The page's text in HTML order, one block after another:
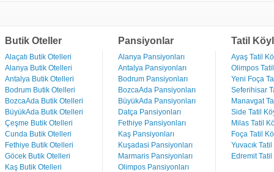
Butik Oteller
Alaçatı Butik Otelleri
Alanya Butik Otelleri
Antalya Butik Otelleri
Bodrum Butik Otelleri
BozcaAda Butik Otelleri
BüyükAda Butik Otelleri
Çeşme Butik Otelleri
Cunda Butik Otelleri
Fethiye Butik Otelleri
Göcek Butik Otelleri
Kaş Butik Otelleri
Pansiyonlar
Alanya Pansiyonları
Antalya Pansiyonları
Bodrum Pansiyonları
BozcaAda Pansiyonları
BüyükAda Pansiyonları
Datça Pansiyonları
Fethiye Pansiyonları
Kaş Pansiyonları
Kuşadasi Pansiyonları
Marmaris Pansiyonları
Olimpos Pansiyonları
Tatil
Ayaş Tatil
Olimpos
Yeni Foça
Seferihisar
Manavgat
Side Tatil
Milas Tatil
Foça Tatil
Yuvacık
Edremit